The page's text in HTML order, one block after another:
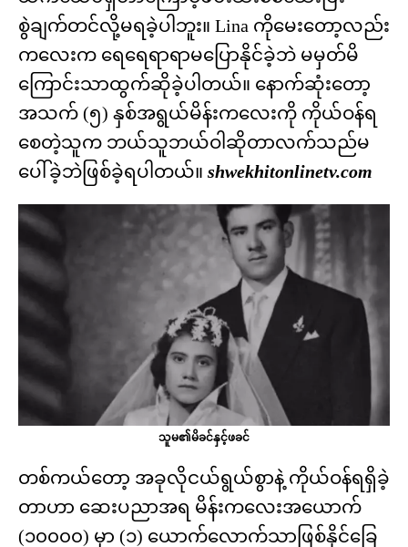
စွဲချက်တင်လို့မရခဲ့ပါဘူး။ Lina ကိုမေးတော့လည်း
ကလေးက ရေရေရာရာမပြောနိုင်ခဲ့ဘဲ မမှတ်မိ
ကြောင်းသာထွက်ဆိုခဲ့ပါတယ်။ နောက်ဆုံးတော့
အသက် (၅) နှစ်အရွယ်မိန်းကလေးကို ကိုယ်ဝန်ရ
စေတဲ့သူက ဘယ်သူဘယ်ဝါဆိုတာလက်သည်မ
ပေါ်ခဲ့ဘဲဖြစ်ခဲ့ရပါတယ်။ shwekhitonlinetv.com
သူမ၏မိခင်နှင့်ဖခင်
တစ်ကယ်တော့ အခုလိုငယ်ရွယ်စွာနဲ့ ကိုယ်ဝန်ရရှိခဲ့
တာဟာ ဆေးပညာအရ မိန်းကလေးအယောက်
(၁၀၀၀၀) မှာ (၁) ယောက်လောက်သာဖြစ်နိုင်ခြေ